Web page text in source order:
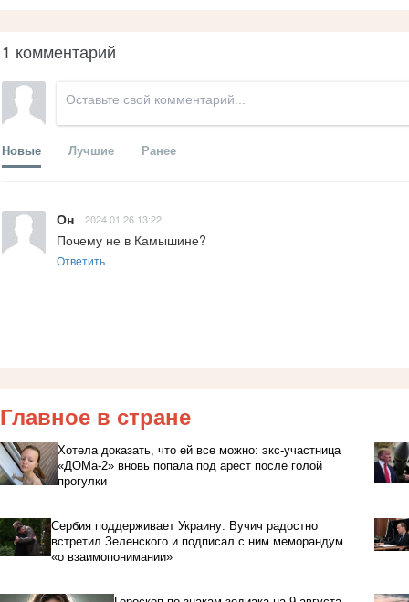
1 комментарий
Новые Лучшие Ранее
Он 2024.01.26 13:22
Почему не в Камышине?
Ответить
Главное в стране
Хотела доказать, что ей все можно: экс-участница
«ДОМа-2» вновь попала под арест после голой
прогулки
Сербия поддерживает Украину: Вучич радостно
встретил Зеленского и подписал с ним меморандум
«о взаимопонимании»